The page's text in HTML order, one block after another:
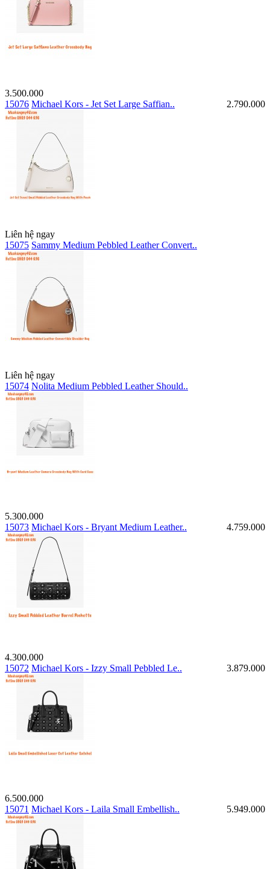
3.500.000
2.790.000
15076 Michael Kors - Jet Set Large Saffian..
Liên hệ ngay
15075 Sammy Medium Pebbled Leather Convert..
Liên hệ ngay
15074 Nolita Medium Pebbled Leather Should..
5.300.000
4.759.000
15073 Michael Kors - Bryant Medium Leather..
4.300.000
3.879.000
15072 Michael Kors - Izzy Small Pebbled Le..
6.500.000
5.949.000
15071 Michael Kors - Laila Small Embellish..